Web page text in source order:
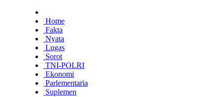
Home
Fakta
Nyata
Lugas
Sorot
TNI-POLRI
Ekonomi
Parlementaria
Suplemen